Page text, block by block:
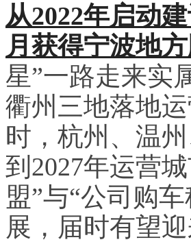
从2022年启动
月获得宁波地
星”一路走来实
衢州三地落地
时，杭州、温
到2027年运营
盟”与“公司购
展，届时有望